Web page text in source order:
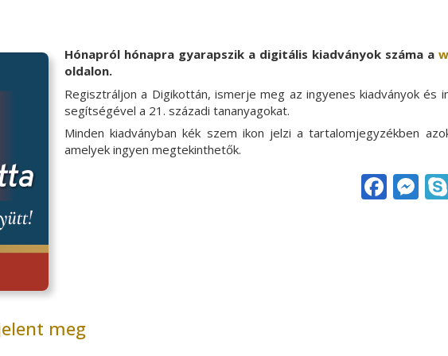
Hónapról hónapra gyarapszik a digitális kiadványok száma a
oldalon.
Regisztráljon a Digikottán, ismerje meg az ingyenes kiadványok és
segítségével a 21. századi tananyagokat.
Minden kiadványban kék szem ikon jelzi a tartalomjegyzékben
amelyek ingyen megtekinthetők.
Facebook
meg